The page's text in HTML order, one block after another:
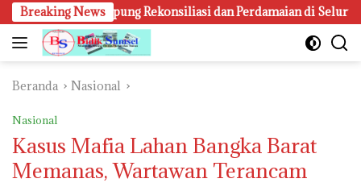
Langsung
ke
konten
Breaking News
Kampung Rekonsiliasi dan Perdamaian di Seluruh Daerah
Beranda Nasional
Nasional
Kasus Mafia Lahan Bangka Barat
Memanas, Wartawan Terancam